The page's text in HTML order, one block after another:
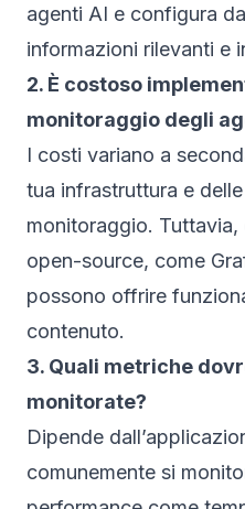
agenti AI e configura
informazioni rilevanti e
2. È costoso
monitoraggio degli
I costi variano a
tua infrastruttura e
monitoraggio.
open-source, come
possono offrire
contenuto.
3. Quali metriche
monitorate?
Dipende
comunemente si